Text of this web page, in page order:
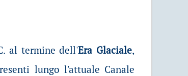
al termine dell'Era Glaciale,
lungo l'attuale Canale